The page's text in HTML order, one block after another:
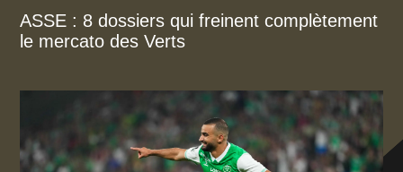
ASSE : 8 dossiers qui freinent complètement
le mercato des Verts